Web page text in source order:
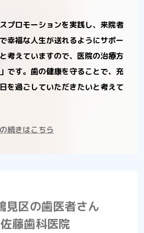
プロモーションを実践し、来院者
幸福な人生が送れるようにサポー
考えていますので、医院の治療方
です。歯の健康を守ることで、充
を過ごしていただきたいと考えて
続きはこちら
見区の歯医者さん
佐藤歯科医院